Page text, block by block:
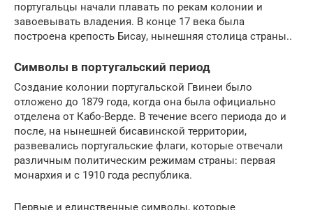
португальцы начали плавать по рекам колонии и
завоевывать владения. В конце 17 века была
построена крепость Бисау, нынешняя столица страны..
Символы в португальский период
Создание колонии португальской Гвинеи было
отложено до 1879 года, когда она была официально
отделена от Кабо-Верде. В течение всего периода до и
после, на нынешней бисавинской территории,
развевались португальские флаги, которые отвечали
различным политическим режимам страны: первая
монархия и с 1910 года республика.
Первые и единственные символы, которые